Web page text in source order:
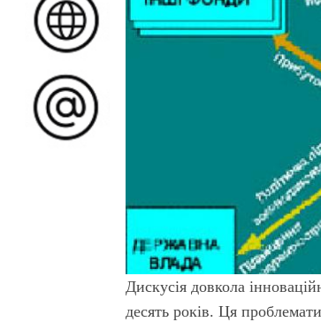
Дискусія довкола
десять років. Ця